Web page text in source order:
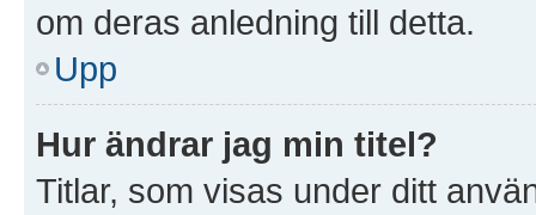
om deras anledning till detta.
Upp
Hur ändrar jag min titel?
Titlar, som visas under ditt